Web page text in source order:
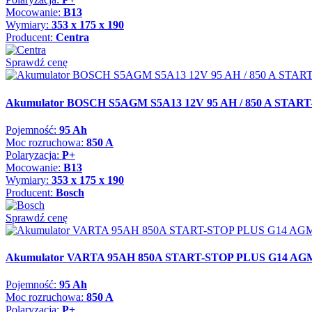
Mocowanie: B13
Wymiary: 353 x 175 x 190
Producent: Centra
Sprawdź cenę
Akumulator BOSCH S5AGM S5A13 12V 95 AH / 850 A
Pojemność: 95 Ah
Moc rozruchowa: 850 A
Polaryzacja: P+
Mocowanie: B13
Wymiary: 353 x 175 x 190
Producent: Bosch
Sprawdź cenę
Akumulator VARTA 95AH 850A START-STOP PLUS G14
Pojemność: 95 Ah
Moc rozruchowa: 850 A